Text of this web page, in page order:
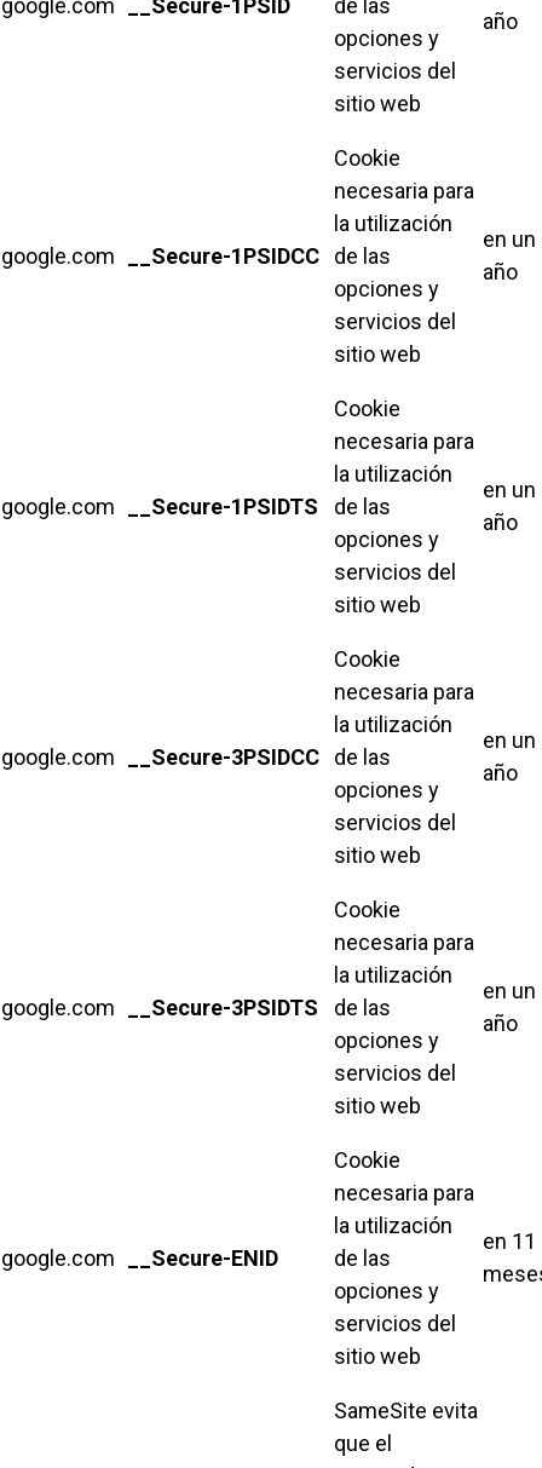
google.com __Secure-1PSID
de las
opciones y
servicios del
sitio web
año
google.com __Secure-1PSIDCC
Cookie
necesaria para
la utilización
de las
opciones y
servicios del
sitio web
en un
año
google.com __Secure-1PSIDTS
Cookie
necesaria para
la utilización
de las
opciones y
servicios del
sitio web
en un
año
google.com __Secure-3PSIDCC
Cookie
necesaria para
la utilización
de las
opciones y
servicios del
sitio web
en un
año
google.com __Secure-3PSIDTS
Cookie
necesaria para
la utilización
de las
opciones y
servicios del
sitio web
en un
año
google.com __Secure-ENID
Cookie
necesaria para
la utilización
de las
opciones y
servicios del
sitio web
en 11
SameSite evita
que el